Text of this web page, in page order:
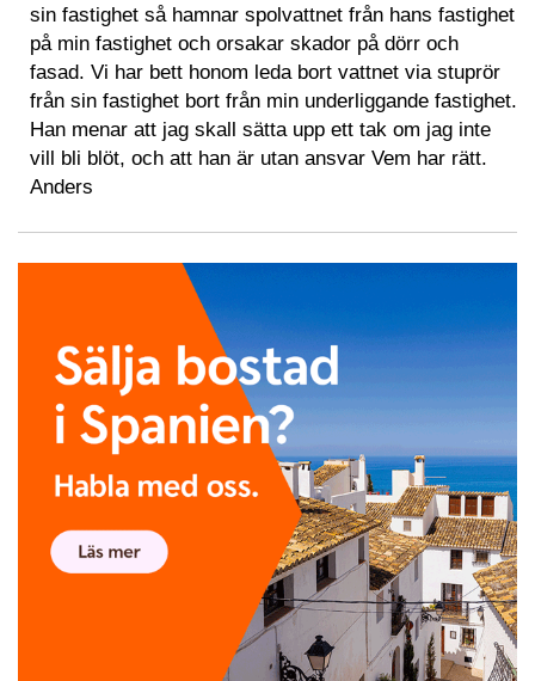
sin fastighet så hamnar spolvattnet från hans fastighet
på min fastighet och orsakar skador på dörr och
fasad. Vi har bett honom leda bort vattnet via stuprör
från sin fastighet bort från min underliggande fastighet.
Han menar att jag skall sätta upp ett tak om jag inte
vill bli blöt, och att han är utan ansvar Vem har rätt.
Anders